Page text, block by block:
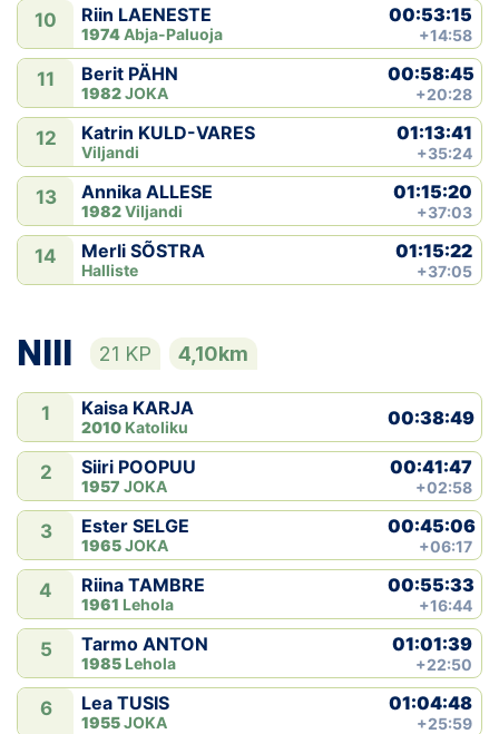
10 Riin LAENESTE
1974Abja-Paluoja
00:53:15
+14:58
11 Berit PÄHN
1982JOKA
00:58:45
+20:28
12 Katrin KULD-VARES
Viljandi
01:13:41
+35:24
13 Annika ALLESE
1982Viljandi
01:15:20
+37:03
14 Merli SÕSTRA
Halliste
01:15:22
+37:05
NIII 21 KP 4,10km
1 Kaisa KARJA
2010 Katoliku 00:38:49
2 Siiri POOPUU
1957 JOKA
00:41:47
+02:58
3 Ester SELGE
1965JOKA
00:45:06
+06:17
4 Riina TAMBRE
1961 Lehola
00:55:33
+16:44
5 Tarmo ANTON
1985 Lehola
01:01:39
+22:50
6 Lea TUSIS
1955JOKA
01:04:48
+25:59